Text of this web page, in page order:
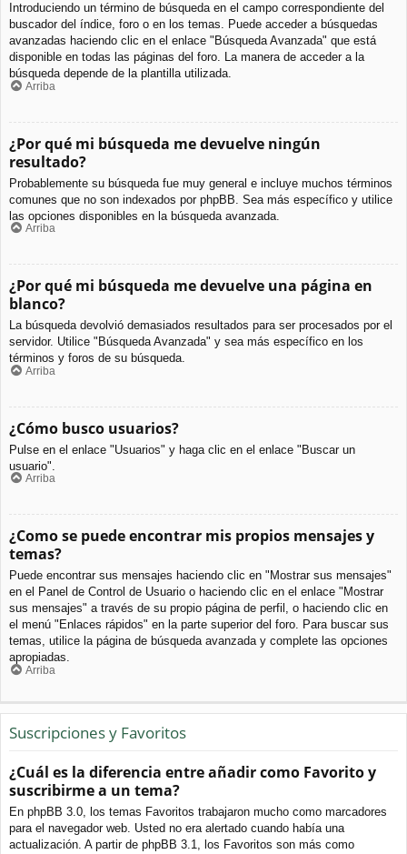
Introduciendo un término de búsqueda en el campo correspondiente del
buscador del índice, foro o en los temas. Puede acceder a búsquedas
avanzadas haciendo clic en el enlace "Búsqueda Avanzada" que está
disponible en todas las páginas del foro. La manera de acceder a la
búsqueda depende de la plantilla utilizada.
Arriba
¿Por qué mi búsqueda me devuelve ningún
resultado?
Probablemente su búsqueda fue muy general e incluye muchos términos
comunes que no son indexados por phpBB. Sea más específico y utilice
las opciones disponibles en la búsqueda avanzada.
Arriba
¿Por qué mi búsqueda me devuelve una página en
blanco?
La búsqueda devolvió demasiados resultados para ser procesados por el
servidor. Utilice "Búsqueda Avanzada" y sea más específico en los
términos y foros de su búsqueda.
Arriba
¿Cómo busco usuarios?
Pulse en el enlace "Usuarios" y haga clic en el enlace "Buscar un
usuario".
Arriba
¿Como se puede encontrar mis propios mensajes y
temas?
Puede encontrar sus mensajes haciendo clic en "Mostrar sus mensajes"
en el Panel de Control de Usuario o haciendo clic en el enlace "Mostrar
sus mensajes" a través de su propio página de perfil, o haciendo clic en
el menú "Enlaces rápidos" en la parte superior del foro. Para buscar sus
temas, utilice la página de búsqueda avanzada y complete las opciones
apropiadas.
Arriba
Suscripciones y Favoritos
¿Cuál es la diferencia entre añadir como Favorito y
suscribirme a un tema?
En phpBB 3.0, los temas Favoritos trabajaron mucho como marcadores
para el navegador web. Usted no era alertado cuando había una
actualización. A partir de phpBB 3.1, los Favoritos son más como